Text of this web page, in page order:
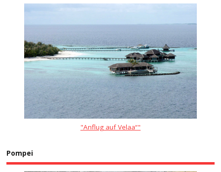
"Anflug auf Velaa“"
Pompei